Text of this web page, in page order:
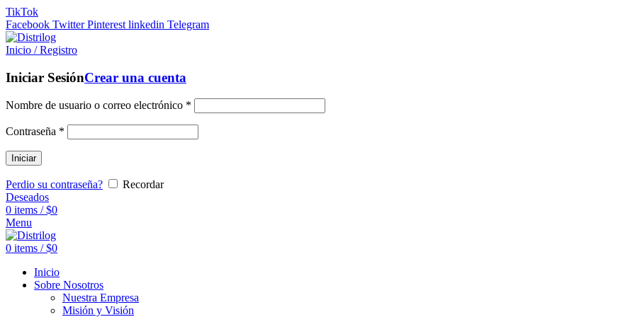
TikTok
Facebook Twitter Pinterest linkedin Telegram
Inicio / Registro
Iniciar SesiónCrear una cuenta
Nombre de usuario o correo electrónico *
Contraseña *
Iniciar
Perdio su contraseña?
Recordar
Deseados
0 items / $0
Menu
0 items / $0
Inicio
Sobre Nosotros
Nuestra Empresa
Misión y Visión